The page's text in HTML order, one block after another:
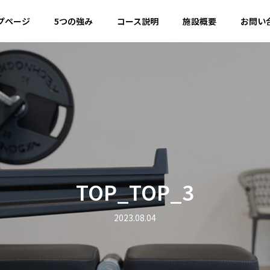
ページ 5つの強み コース説明 施設概要 お問い
TOP_TOP_3
2023.08.04